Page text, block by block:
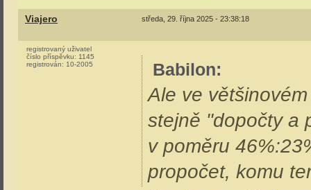
Viajero středa, 29. října 2025 - 23:38:18
registrovaný uživatel
číslo příspěvku: 1145
registrován: 10-2005 Babilon:
Ale ve
stejně "dopočty a
v poměru
propočet, komu